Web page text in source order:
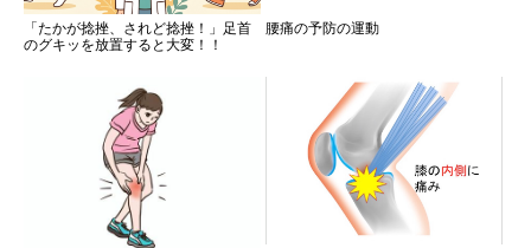
「たかが捻挫、されど捻挫！」足首
のグキッを放置すると大変！！
腰痛の予防の運動